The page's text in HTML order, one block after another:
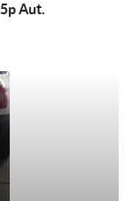
Aut.